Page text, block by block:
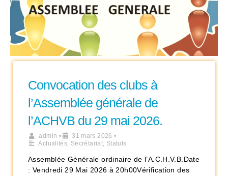
Convocation des clubs à
l’Assemblée générale de
l’ACHVB du 29 mai 2026.
admin • 31 mars 2026 •
Actualités, Secrétariat, Statuts
Assemblée Générale ordinaire de l’A.C.H.V.B.Date
: Vendredi 29 Mai 2026 à 20h00Vérification des